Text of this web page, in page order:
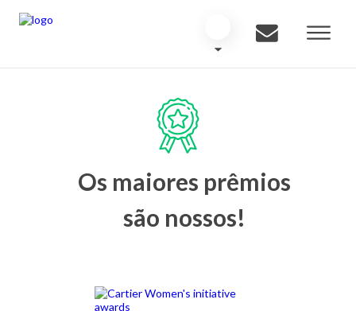
Os maiores prêmios
são nossos!